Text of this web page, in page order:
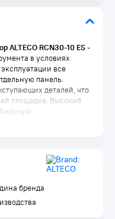
ALTECO RCN30-10 ES-
в условиях
все
панель.
деталей, что
площадке. Высокий
вращения
(двигатель с
позволяет достичь
снижение затрат на
бренда